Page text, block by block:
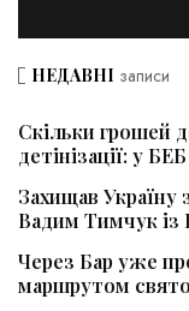
НЕДАВНІ записи
Скільки грошей
детінізації: у
Захищав Україну
Вадим Тимчук із
Через Бар уже
маршрутом